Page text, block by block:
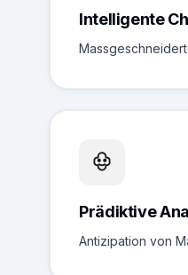
Intelligente
Prädiktive
Antizipation von